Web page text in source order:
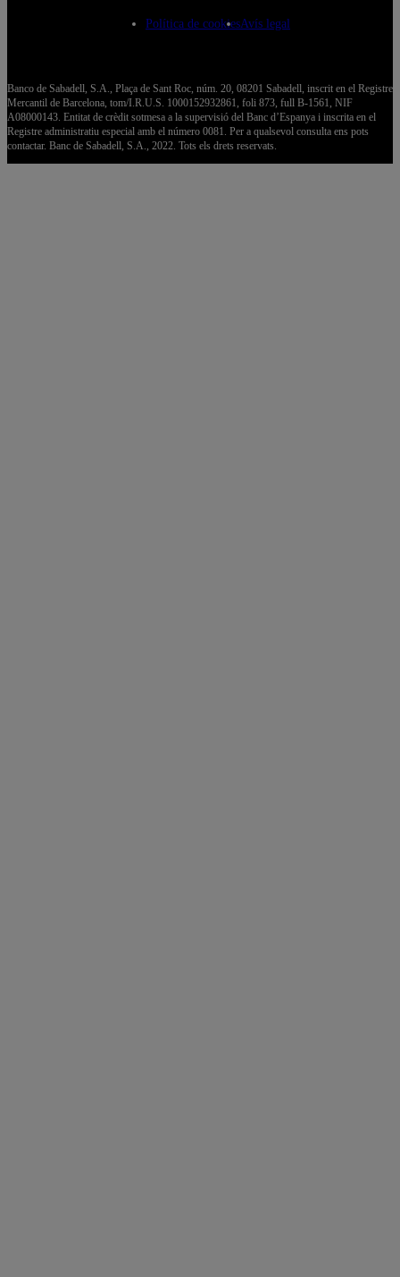
Política de cookiesAvís legal
Banco de Sabadell, S.A., Plaça de Sant Roc, núm. 20, 08201 Sabadell, inscrit en el Registre
Mercantil de Barcelona, tom/I.R.U.S. 1000152932861, foli 873, full B-1561, NIF
A08000143. Entitat de crèdit sotmesa a la supervisió del Banc d’Espanya i inscrita en el
Registre administratiu especial amb el número 0081. Per a qualsevol consulta ens pots
contactar. Banc de Sabadell, S.A., 2022. Tots els drets reservats.